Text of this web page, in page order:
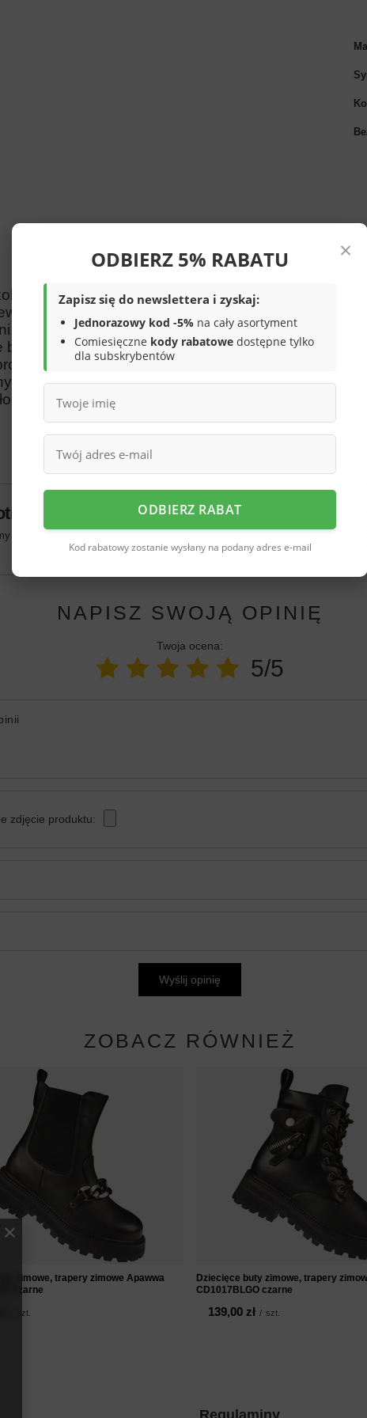
granatowym z zielonymi dodatkami.
miękkim kożuszkiem. Pozwala to na
Rzep ułatwia szybkie i sprawne
buty są lekkie i komfortowe. Ciemna
ten bardzo praktycznym.
sposób sprawdzą się w jesienne oraz
pomocy? Masz pytania?
niezwłocznie, najciekawsze pytania i odpowiedzi publikując
dla innych.
Zadaj
NAPISZ SWOJĄ OPINIĘ
Twoja ocena:
5/5
zdjęcie produktu:
Wyślij opinię
ZOBACZ RÓWNIEŻ
zimowe, trapery zimowe Apawwa
czarne
szt.
Dziecięce buty zimowe, trapery
CD1017BLGO czarne
139,00 zł / szt.
Regulaminy
×
ODBIERZ 5% RABATU
Zapisz się do newslettera i zyskaj:
Jednorazowy kod -5% na cały asortyment
Comiesięczne kody rabatowe dostępne tylko
dla subskrybentów
ODBIERZ RABAT
Kod rabatowy zostanie wysłany na podany adres e-mail